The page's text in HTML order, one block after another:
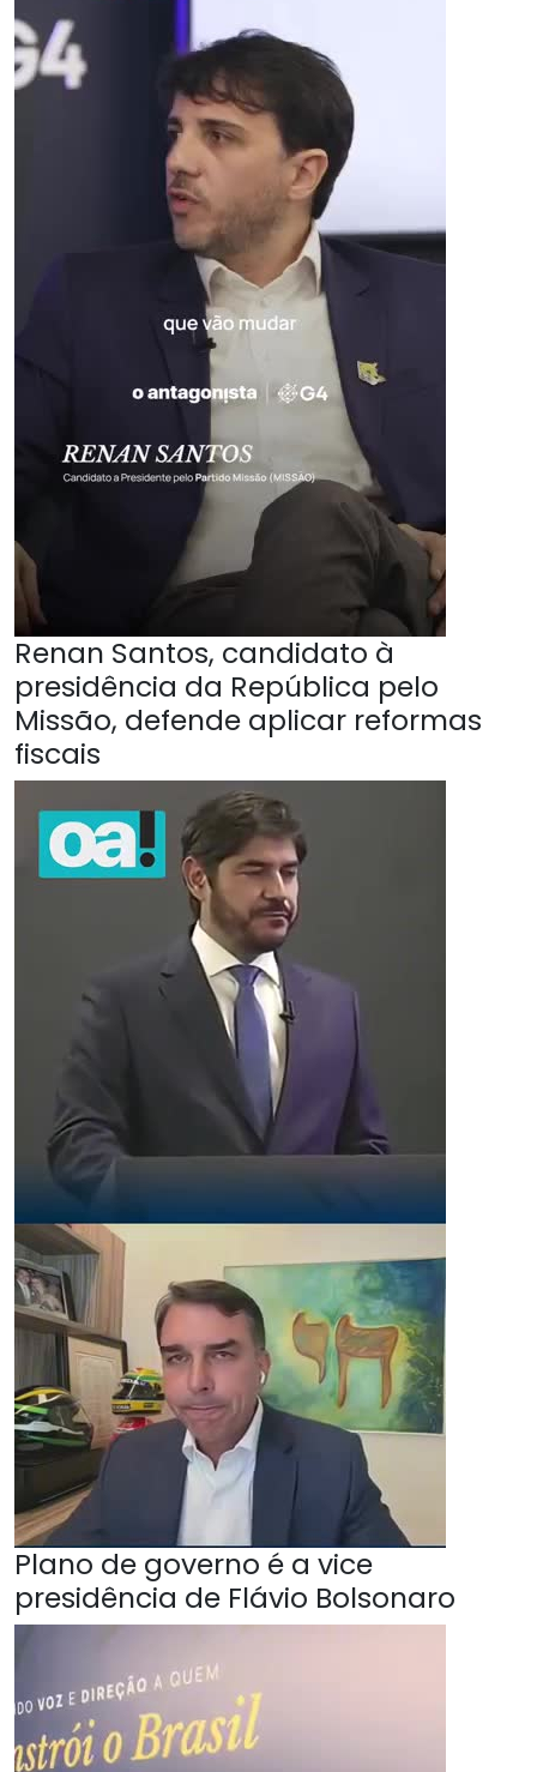
Renan Santos, candidato à
presidência da República pelo
Missão, defende aplicar reformas
fiscais
Plano de governo é a vice
presidência de Flávio Bolsonaro